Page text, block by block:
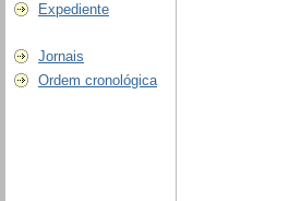
Expediente
Jornais
Ordem cronológica